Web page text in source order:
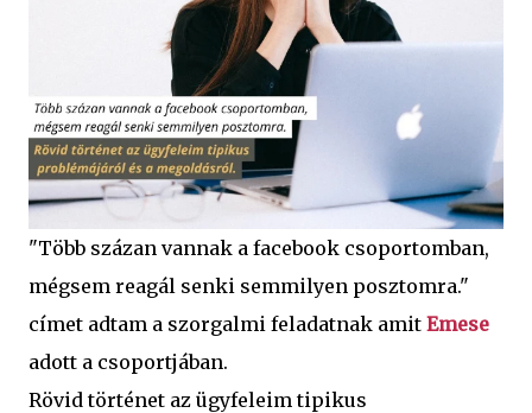
"Több százan vannak a facebook csoportomban,
mégsem reagál senki semmilyen posztomra."
címet adtam a szorgalmi feladatnak amit Emese
adott a csoportjában.
Rövid történet az ügyfeleim tipikus